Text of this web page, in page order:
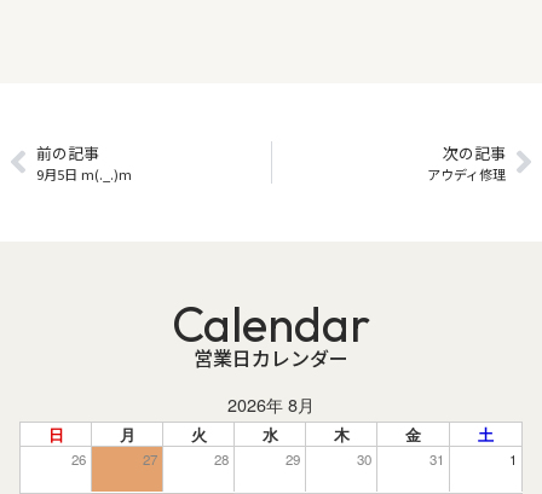
前の記事
9月5日 m(._.)m
次の記事
アウディ修理
Calendar
営業日カレンダー
2026年 8月
日 月 火 水 木 金 土
26 27 28 29 30 31 1